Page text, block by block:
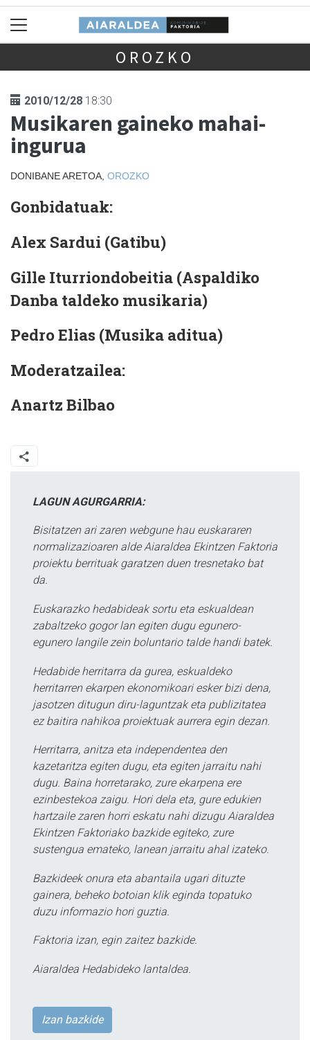
OROZKO
2010/12/28 18:30
Musikaren gaineko mahai-
ingurua
DONIBANE ARETOA, OROZKO
Gonbidatuak:
Alex Sardui (Gatibu)
Gille Iturriondobeitia (Aspaldiko
Danba taldeko musikaria)
Pedro Elias (Musika aditua)
Moderatzailea:
Anartz Bilbao
LAGUN AGURGARRIA:
Bisitatzen ari zaren webgune hau euskararen
normalizazioaren alde Aiaraldea Ekintzen Faktoria
proiektu berrituak garatzen duen tresnetako bat
da.
Euskarazko hedabideak sortu eta eskualdean
zabaltzeko gogor lan egiten dugu egunero-
egunero langile zein boluntario talde handi batek.
Hedabide herritarra da gurea, eskualdeko
herritarren ekarpen ekonomikoari esker bizi dena,
jasotzen ditugun diru-laguntzak eta publizitatea
ez baitira nahikoa proiektuak aurrera egin dezan.
Herritarra, anitza eta independentea den
kazetaritza egiten dugu, eta egiten jarraitu nahi
dugu. Baina horretarako, zure ekarpena ere
ezinbestekoa zaigu. Hori dela eta, gure edukien
hartzaile zaren horri eskatu nahi dizugu Aiaraldea
Ekintzen Faktoriako bazkide egiteko, zure
sustengua emateko, lanean jarraitu ahal izateko.
Bazkideek onura eta abantaila ugari dituzte
gainera, beheko botoian klik eginda topatuko
duzu informazio hori guztia.
Faktoria izan, egin zaitez bazkide.
Aiaraldea Hedabideko lantaldea.
Izan bazkide